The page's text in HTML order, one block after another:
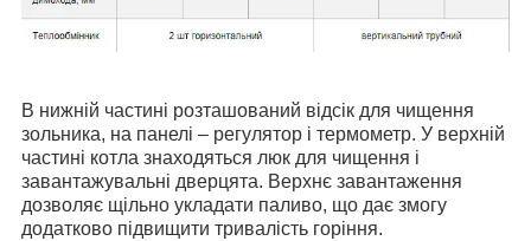
В нижній частині розташований відсік для чищення
зольника, на панелі – регулятор і термометр. У верхній
частині котла знаходяться люк для чищення і
завантажувальні дверцята. Верхнє завантаження
дозволяє щільно укладати паливо, що дає змогу
додатково підвищити тривалість горіння.